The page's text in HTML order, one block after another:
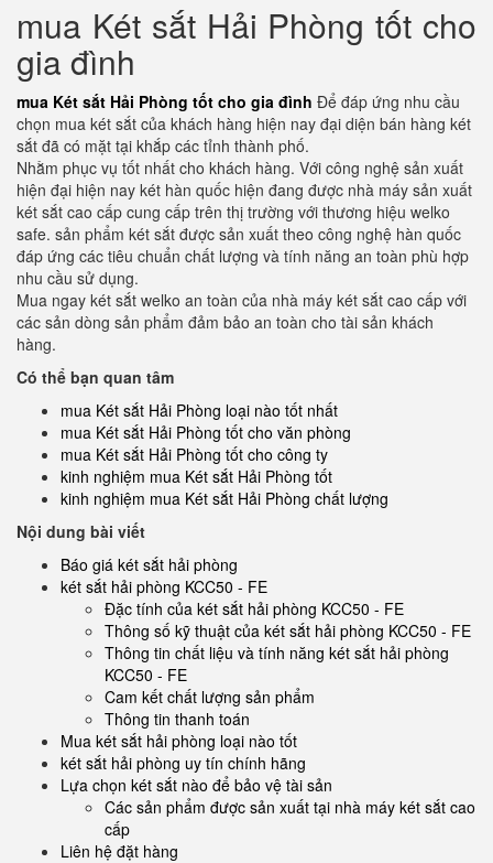
mua Két sắt Hải Phòng tốt cho
gia đình
mua Két sắt Hải Phòng tốt cho gia đình Để đáp ứng nhu cầu
chọn mua két sắt của khách hàng hiện nay đại diện bán hàng két
sắt đã có mặt tại khắp các tỉnh thành phố.
Nhằm phục vụ tốt nhất cho khách hàng. Với công nghệ sản xuất
hiện đại hiện nay két hàn quốc hiện đang được nhà máy sản xuất
két sắt cao cấp cung cấp trên thị trường với thương hiệu welko
safe. sản phẩm két sắt được sản xuất theo công nghệ hàn quốc
đáp ứng các tiêu chuẩn chất lượng và tính năng an toàn phù hợp
nhu cầu sử dụng.
Mua ngay két sắt welko an toàn của nhà máy két sắt cao cấp với
các sản dòng sản phẩm đảm bảo an toàn cho tài sản khách
hàng.
Có thể bạn quan tâm
mua Két sắt Hải Phòng loại nào tốt nhất
mua Két sắt Hải Phòng tốt cho văn phòng
mua Két sắt Hải Phòng tốt cho công ty
kinh nghiệm mua Két sắt Hải Phòng tốt
kinh nghiệm mua Két sắt Hải Phòng chất lượng
Nội dung bài viết
Báo giá két sắt hải phòng
két sắt hải phòng KCC50 - FE
Đặc tính của két sắt hải phòng KCC50 - FE
Thông số kỹ thuật của két sắt hải phòng KCC50 - FE
Thông tin chất liệu và tính năng két sắt hải phòng
KCC50 - FE
Cam kết chất lượng sản phẩm
Thông tin thanh toán
Mua két sắt hải phòng loại nào tốt
két sắt hải phòng uy tín chính hãng
Lựa chọn két sắt nào để bảo vệ tài sản
Các sản phẩm được sản xuất tại nhà máy két sắt cao
cấp
Liên hệ đặt hàng